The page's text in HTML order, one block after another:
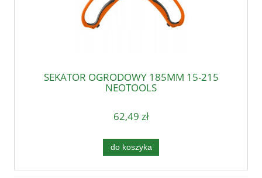
SEKATOR OGRODOWY 185MM 15-215
NEOTOOLS
62,49 zł
do koszyka